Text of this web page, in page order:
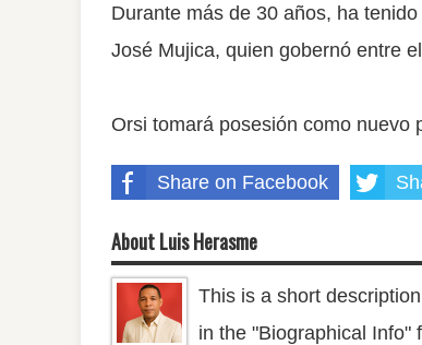
Durante más de 30 años, ha
José Mujica, quien gobernó entre
Orsi tomará posesión como nuevo
Share on Facebook
About Luis Herasme
This is a short
in the "Biographical Info"